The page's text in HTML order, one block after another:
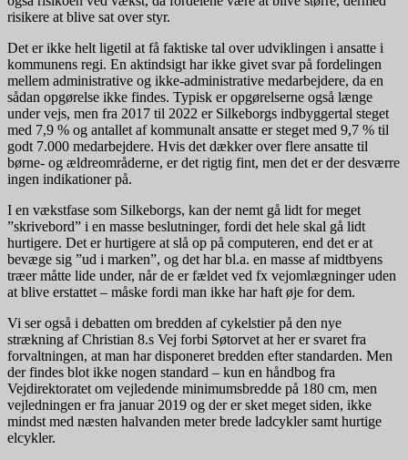
risikere at blive sat over styr.
Det er ikke helt ligetil at få faktiske tal over udviklingen i ansatte i
kommunens regi. En aktindsigt har ikke givet svar på fordelingen
mellem administrative og ikke-administrative medarbejdere, da en
sådan opgørelse ikke findes. Typisk er opgørelserne også længe
under vejs, men fra 2017 til 2022 er Silkeborgs indbyggertal steget
med 7,9 % og antallet af kommunalt ansatte er steget med 9,7 % til
godt 7.000 medarbejdere. Hvis det dækker over flere ansatte til
børne- og ældreområderne, er det rigtig fint, men det er der desværre
ingen indikationer på.
I en vækstfase som Silkeborgs, kan der nemt gå lidt for meget
”skrivebord” i en masse beslutninger, fordi det hele skal gå lidt
hurtigere. Det er hurtigere at slå op på computeren, end det er at
bevæge sig ”ud i marken”, og det har bl.a. en masse af midtbyens
træer måtte lide under, når de er fældet ved fx vejomlægninger uden
at blive erstattet – måske fordi man ikke har haft øje for dem.
Vi ser også i debatten om bredden af cykelstier på den nye
strækning af Christian 8.s Vej forbi Søtorvet at her er svaret fra
forvaltningen, at man har disponeret bredden efter standarden. Men
der findes blot ikke nogen standard – kun en håndbog fra
Vejdirektoratet om vejledende minimumsbredde på 180 cm, men
vejledningen er fra januar 2019 og der er sket meget siden, ikke
mindst med næsten halvanden meter brede ladcykler samt hurtige
elcykler.